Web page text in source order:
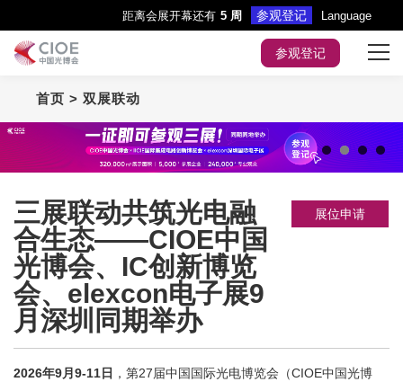
参观登记
距离会展开幕还有 5 周 参观登记 Language
首页
展会主题
观众服务
会议&活动
媒体中心
展会指引
首页 > 双展联动
三展联动共筑光电融
合生态——CIOE中国
光博会、IC创新博览
会、elexcon电子展9
月深圳同期举办
展位申请
2026年9月9-11日 ，第27届中国国际光电博览会（CIOE中国光博